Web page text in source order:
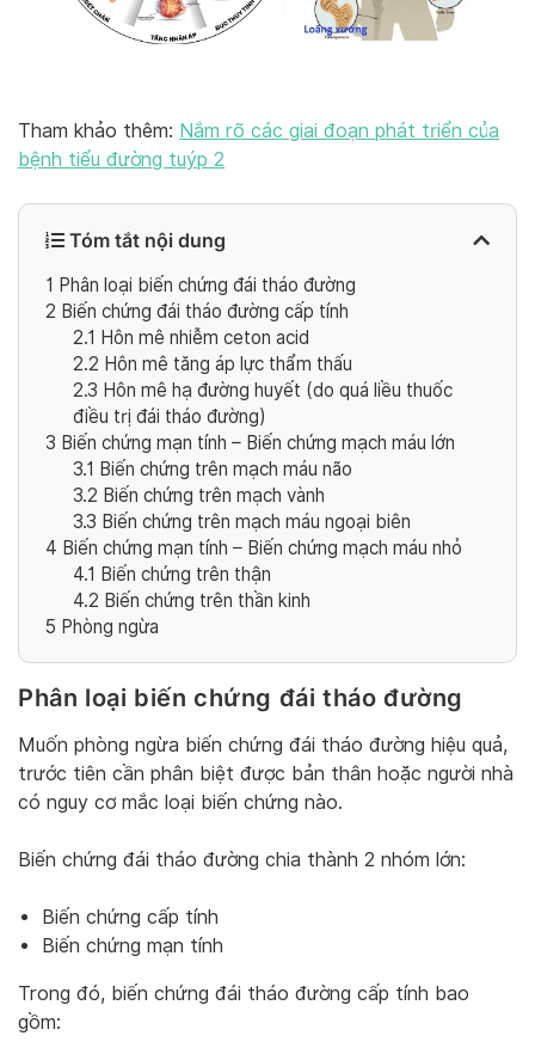
Tham khảo thêm: Nắm rõ các giai đoạn phát triển của
bệnh tiểu đường tuýp 2
Tóm tắt nội dung
1 Phân loại biến chứng đái tháo đường
2 Biến chứng đái tháo đường cấp tính
2.1 Hôn mê nhiễm ceton acid
2.2 Hôn mê tăng áp lực thẩm thấu
2.3 Hôn mê hạ đường huyết (do quá liều thuốc
điều trị đái tháo đường)
3 Biến chứng mạn tính – Biến chứng mạch máu lớn
3.1 Biến chứng trên mạch máu não
3.2 Biến chứng trên mạch vành
3.3 Biến chứng trên mạch máu ngoại biên
4 Biến chứng mạn tính – Biến chứng mạch máu nhỏ
4.1 Biến chứng trên thận
4.2 Biến chứng trên thần kinh
5 Phòng ngừa
Phân loại biến chứng đái tháo đường
Muốn phòng ngừa biến chứng đái tháo đường hiệu quả,
trước tiên cần phân biệt được bản thân hoặc người nhà
có nguy cơ mắc loại biến chứng nào.
Biến chứng đái tháo đường chia thành 2 nhóm lớn:
Biến chứng cấp tính
Biến chứng mạn tính
Trong đó, biến chứng đái tháo đường cấp tính bao
gồm: